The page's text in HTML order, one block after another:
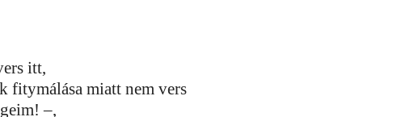
itt,
fitymálása miatt nem vers
–,